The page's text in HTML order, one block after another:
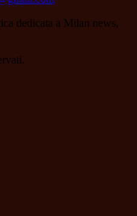
dedicata a Milan news,